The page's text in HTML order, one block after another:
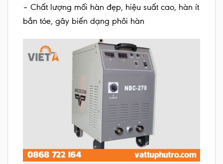
– Chất lượng mối hàn đẹp, hiệu suất cao, hàn ít
bắn tóe, gây biến dạng phôi hàn